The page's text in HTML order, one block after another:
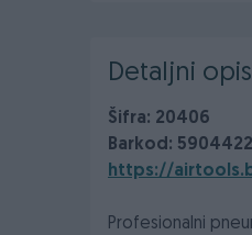
Detaljni opis
Šifra: 20406
Barkod:
https://
Profesionalni